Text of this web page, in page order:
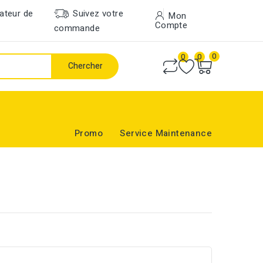
de
Suivez votre
commande
Mon
Compte
Chercher
0 0 0
Promo Service Maintenance